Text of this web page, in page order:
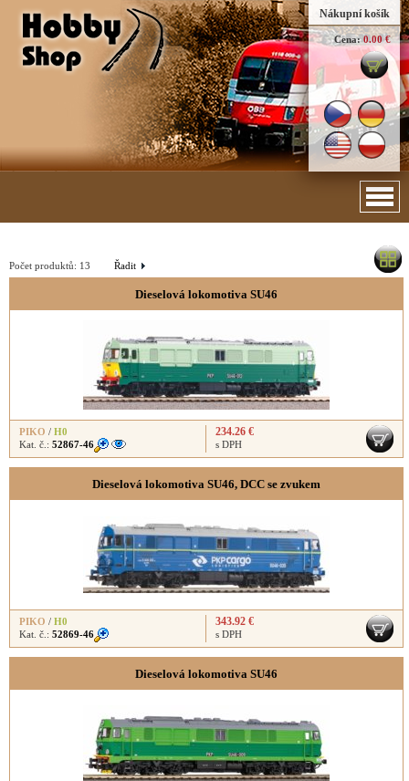
Nákupní košík
Cena: 0.00 €
Řadit
Počet produktů: 13
Dieselová lokomotiva SU46
PIKO / H0
Kat. č.: 52867-46
234.26 €
s DPH
Dieselová lokomotiva SU46, DCC se zvukem
PIKO / H0
Kat. č.: 52869-46
343.92 €
s DPH
Dieselová lokomotiva SU46